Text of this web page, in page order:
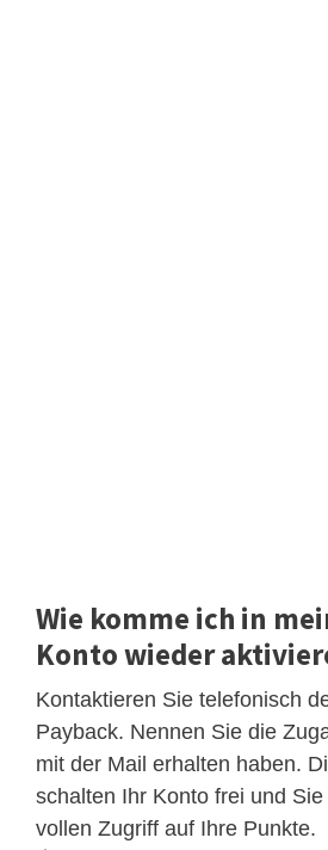
Wie komme ich in
Konto wieder
Kontaktieren Sie telefonisch
Payback. Nennen Sie die
mit der Mail erhalten haben.
schalten Ihr Konto frei und
vollen Zugriff auf Ihre Punkte.